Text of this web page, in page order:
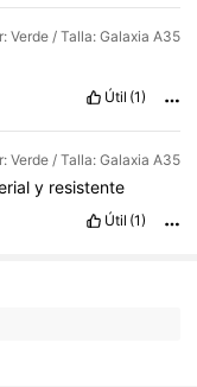
Verde / Talla: Galaxia A35
Útil (1)
Verde / Talla: Galaxia A35
y resistente
Útil (1)